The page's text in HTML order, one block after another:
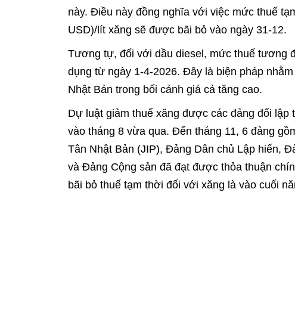
này. Điều này đồng nghĩa với việc mức thuế
USD)/lít xăng sẽ được bãi bỏ vào ngày 31-12.
Tương tự, đối với dầu diesel, mức thuế tương
dụng từ ngày 1-4-2026. Đây là biện pháp
Nhật Bản trong bối cảnh giá cả tăng cao.
Dự luật giảm thuế xăng được các đảng đối
vào tháng 8 vừa qua. Đến tháng 11, 6 đảng
Tân Nhật Bản (JIP), Đảng Dân chủ Lập hiến,
và Đảng Cộng sản đã đạt được thỏa thuận
bãi bỏ thuế tạm thời đối với xăng là vào